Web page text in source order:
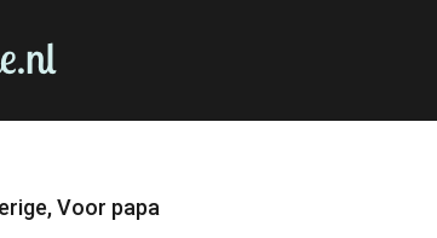
,Voor papa